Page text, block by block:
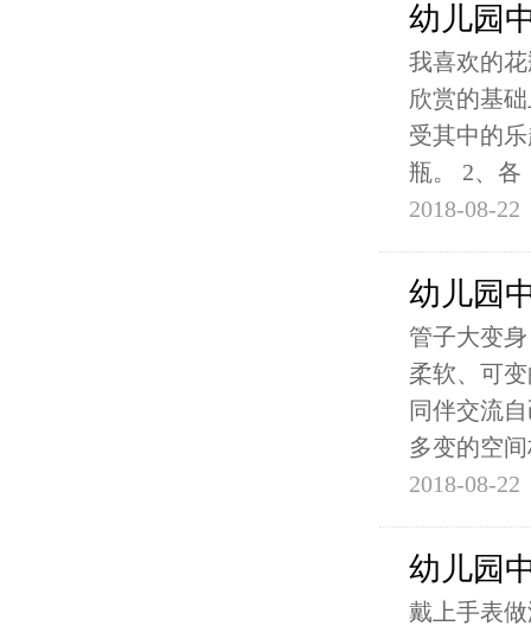
幼儿园
我喜欢的
欣赏的基
受其中的
瓶。 2、各
2018-08-22
幼儿园
管子大变
柔软、可
同伴交流
多变的空
2018-08-22
幼儿园
戴上手表